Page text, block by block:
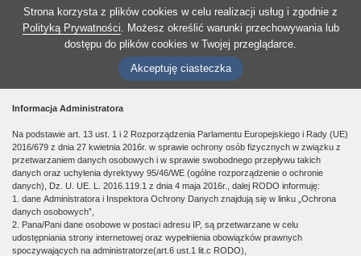
Strona korzysta z plików cookies w celu realizacji usług i zgodnie z
Polityką Prywatności. Możesz określić warunki przechowywania lub
dostępu do plików cookies w Twojej przeglądarce.
Akceptuję ciasteczka
Informacja Administratora
Na podstawie art. 13 ust. 1 i 2 Rozporządzenia Parlamentu Europejskiego i Rady (UE)
2016/679 z dnia 27 kwietnia 2016r. w sprawie ochrony osób fizycznych w związku z
przetwarzaniem danych osobowych i w sprawie swobodnego przepływu takich
danych oraz uchylenia dyrektywy 95/46/WE (ogólne rozporządzenie o ochronie
danych), Dz. U. UE. L. 2016.119.1 z dnia 4 maja 2016r., dalej RODO informuję:
1. dane Administratora i Inspektora Ochrony Danych znajdują się w linku „Ochrona
danych osobowych”,
2. Pana/Pani dane osobowe w postaci adresu IP, są przetwarzane w celu
udostępniania strony internetowej oraz wypełnienia obowiązków prawnych
spoczywających na administratorze(art.6 ust.1 lit.c RODO),